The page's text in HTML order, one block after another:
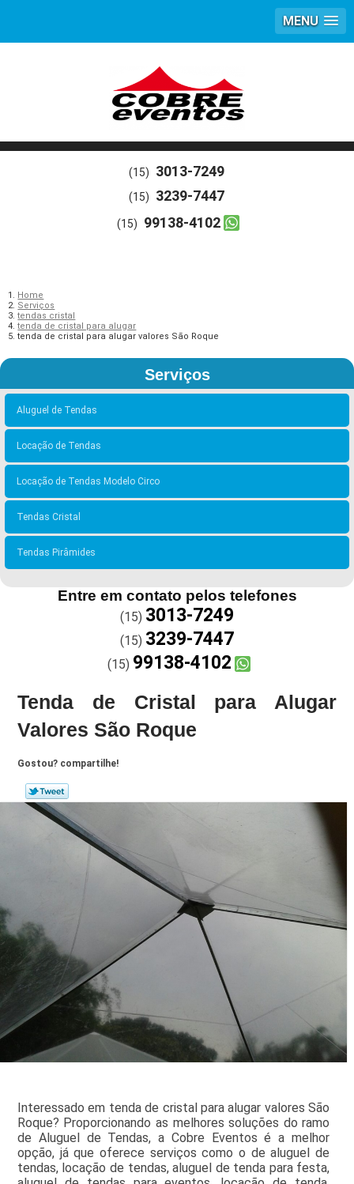
MENU
(15) 3013-7249
(15) 3239-7447
(15) 99138-4102
Home
Serviços
tendas cristal
tenda de cristal para alugar
tenda de cristal para alugar valores São Roque
Serviços
Aluguel de Tendas
Locação de Tendas
Locação de Tendas Modelo Circo
Tendas Cristal
Tendas Pirâmides
Entre em contato pelos telefones
(15) 3013-7249
(15) 3239-7447
(15) 99138-4102
Tenda de Cristal para Alugar
Valores São Roque
Gostou? compartilhe!
Interessado em tenda de cristal para alugar valores São
Roque? Proporcionando as melhores soluções do ramo
de Aluguel de Tendas, a Cobre Eventos é a melhor
opção, já que oferece serviços como o de aluguel de
tendas, locação de tendas, aluguel de tenda para festa,